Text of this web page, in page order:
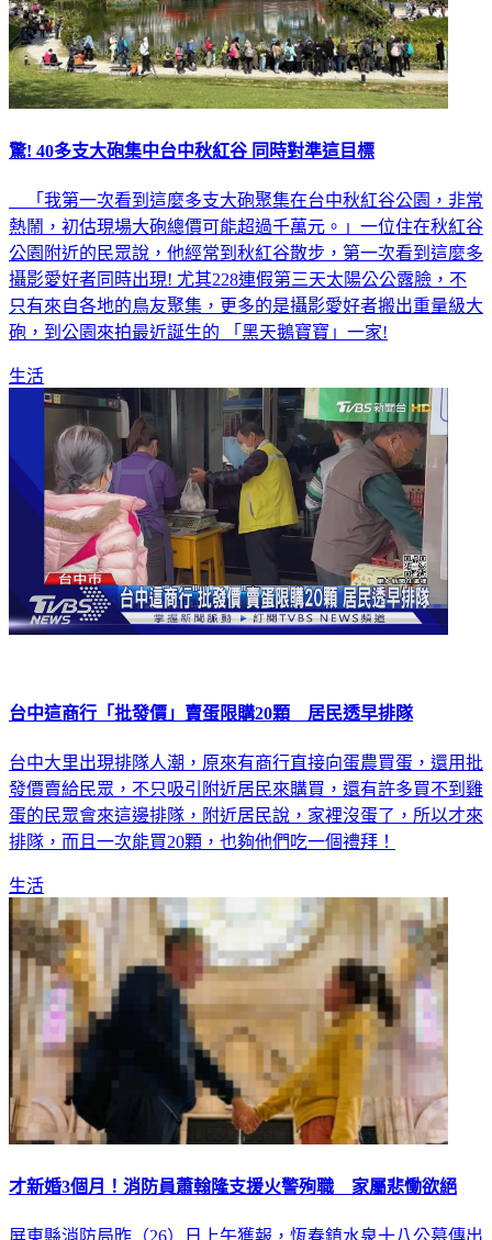
驚! 40多支大砲集中台中秋紅谷 同時對準這目標
「我第一次看到這麼多支大砲聚集在台中秋紅谷公園，非常
熱鬧，初估現場大砲總價可能超過千萬元。」一位住在秋紅谷
公園附近的民眾說，他經常到秋紅谷散步，第一次看到這麼多
攝影愛好者同時出現! 尤其228連假第三天太陽公公露臉，不
只有來自各地的鳥友聚集，更多的是攝影愛好者搬出重量級大
砲，到公園來拍最近誕生的 「黑天鵝寶寶」一家!
生活
台中這商行「批發價」賣蛋限購20顆 居民透早排隊
台中大里出現排隊人潮，原來有商行直接向蛋農買蛋，還用批
發價賣給民眾，不只吸引附近居民來購買，還有許多買不到雞
蛋的民眾會來這邊排隊，附近居民說，家裡沒蛋了，所以才來
排隊，而且一次能買20顆，也夠他們吃一個禮拜！
生活
才新婚3個月！消防員蕭翰隆支援火警殉職 家屬悲慟欲絕